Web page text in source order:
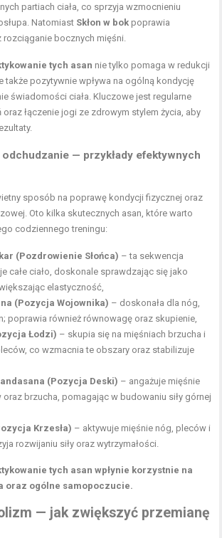
partiach ciała, co sprzyja wzmocnieniu
Natomiast Skłon w bok poprawia
bocznych mięśni.
tych asan nie tylko pomaga w redukcji
także pozytywnie wpływa na ogólną kondycję
świadomości ciała. Kluczowe jest regularne
łączenie jogi ze zdrowym stylem życia, aby
— przykłady efektywnych
sposób na poprawę kondycji fizycznej oraz
Oto kilka skutecznych asan, które warto
codziennego treningu:
(Pozdrowienie Słońca) – ta sekwencja
całe ciało, doskonale sprawdzając się jako
elastyczność,
(Pozycja Wojownika) – doskonała dla nóg,
poprawia również równowagę oraz skupienie,
Łodzi) – skupia się na mięśniach brzucha i
co wzmacnia te obszary oraz stabilizuje
(Pozycja Deski) – angażuje mięśnie
oraz brzucha, pomagając w budowaniu siły górnej
Krzesła) – aktywuje mięśnie nóg, pleców i
rozwijaniu siły oraz wytrzymałości.
tych asan wpłynie korzystnie na
oraz ogólne samopoczucie.
— jak zwiększyć przemianę